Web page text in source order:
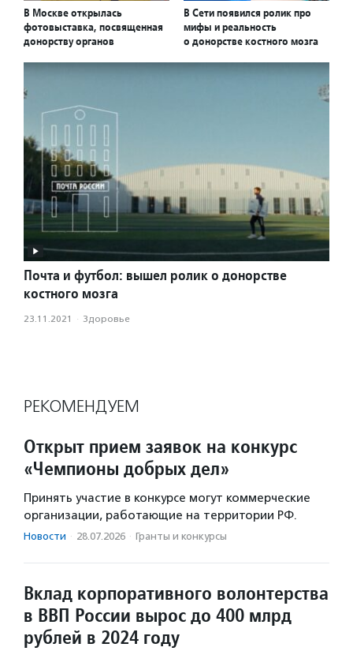
В Москве открылась
фотовыставка, посвященная
донорству органов
В Сети появился ролик про
мифы и реальность
о донорстве костного мозга
Почта и футбол: вышел ролик о донорстве
костного мозга
23.11.2021 · Здоровье
РЕКОМЕНДУЕМ
Открыт прием заявок на конкурс
«Чемпионы добрых дел»
Принять участие в конкурсе могут коммерческие
организации, работающие на территории РФ.
Новости · 28.07.2026 · Гранты и конкурсы
Вклад корпоративного волонтерства
в ВВП России вырос до 400 млрд
рублей в 2024 году